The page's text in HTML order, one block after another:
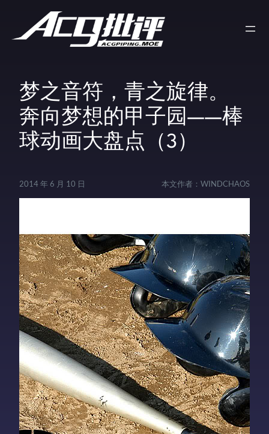
梦之音符，青之旋律。
奔向梦想的甲子园——棒
球动画大盘点（3）
2014 年 6 月 10 日 本文作者： WINDCHAOS